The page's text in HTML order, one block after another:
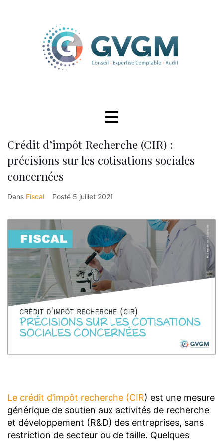
Crédit d’impôt Recherche (CIR) :
précisions sur les cotisations sociales
concernées
Dans Fiscal Posté 5 juillet 2021
Le crédit d’impôt recherche (CIR) est une mesure
générique de soutien aux activités de recherche
et développement (R&D) des entreprises, sans
restriction de secteur ou de taille. Quelques